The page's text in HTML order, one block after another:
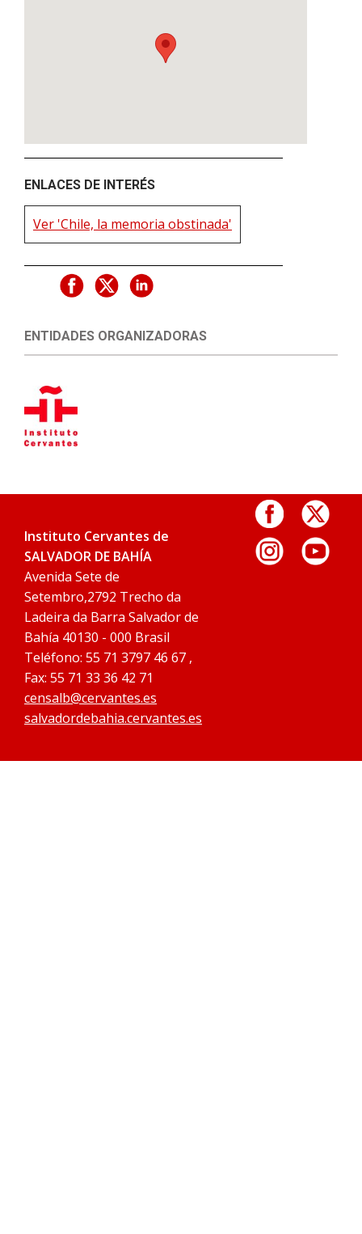
ENLACES DE INTERÉS
Ver 'Chile, la memoria obstinada'
ENTIDADES ORGANIZADORAS
Instituto Cervantes de
SALVADOR DE BAHÍA
Avenida Sete de
Setembro,2792 Trecho da
Ladeira da Barra Salvador de
Bahía 40130 - 000 Brasil
Teléfono: 55 71 3797 46 67 ,
Fax: 55 71 33 36 42 71
censalb@cervantes.es
salvadordebahia.cervantes.es